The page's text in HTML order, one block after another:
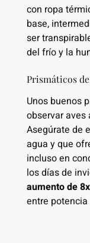
con ropa
base,
ser
del frío y la
Prismáticos
Unos buenos
observar
Asegúrate de
agua y que
incluso en
los días de
aumento de
entre